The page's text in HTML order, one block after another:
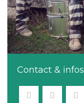
Contact & infos